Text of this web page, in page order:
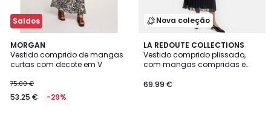
Saldos
MORGAN
Vestido comprido de mangas
curtas com decote em V
75.00 €
53.25 € -29%
Nova coleção
LA REDOUTE COLLECTIONS
Vestido comprido plissado,
com mangas compridas e
69.99 €